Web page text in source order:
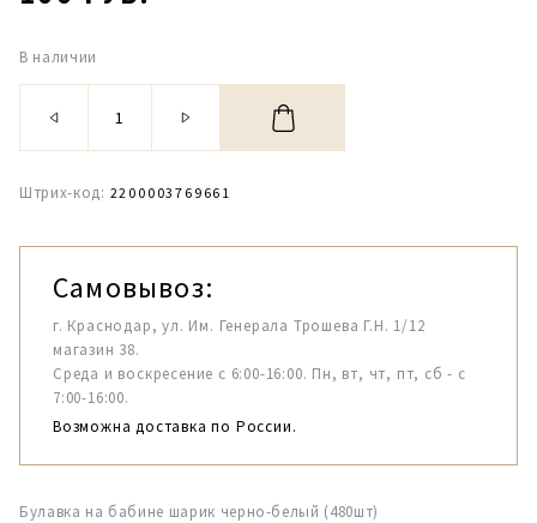
В наличии
Штрих-код: 2200003769661
Самовывоз:
г. Краснодар, ул. Им. Генерала Трошева Г.Н. 1/12
магазин 38.
Среда и воскресение с 6:00-16:00. Пн, вт, чт, пт, сб - с
7:00-16:00.
Возможна доставка по России.
Булавка на бабине шарик черно-белый (480шт)